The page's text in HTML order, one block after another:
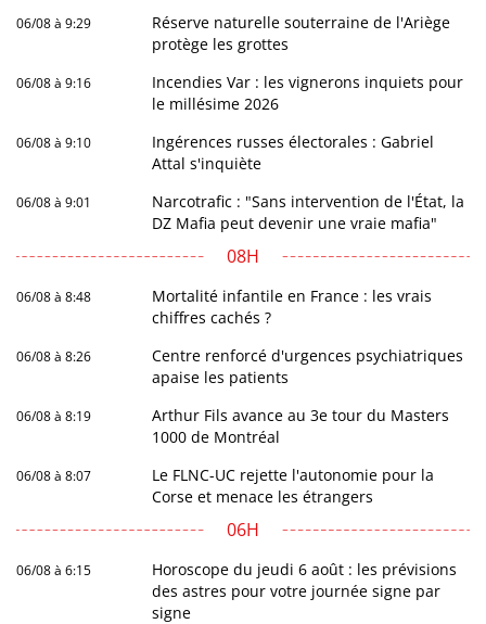
06/08 à 9:29
Réserve naturelle souterraine de l'Ariège
protège les grottes
06/08 à 9:16
Incendies Var : les vignerons inquiets pour
le millésime 2026
06/08 à 9:10
Ingérences russes électorales : Gabriel
Attal s'inquiète
06/08 à 9:01
Narcotrafic : "Sans intervention de l'État, la
DZ Mafia peut devenir une vraie mafia"
08H
06/08 à 8:48
Mortalité infantile en France : les vrais
chiffres cachés ?
06/08 à 8:26
Centre renforcé d'urgences psychiatriques
apaise les patients
06/08 à 8:19
Arthur Fils avance au 3e tour du Masters
1000 de Montréal
06/08 à 8:07
Le FLNC-UC rejette l'autonomie pour la
Corse et menace les étrangers
06H
06/08 à 6:15
Horoscope du jeudi 6 août : les prévisions
des astres pour votre journée signe par
signe